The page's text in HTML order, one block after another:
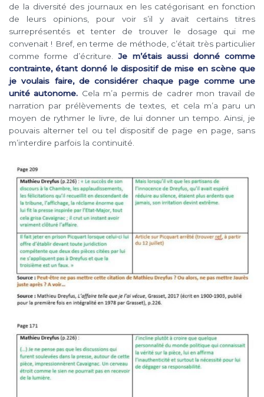
de la diversité des journaux en les catégorisant en fonction
de leurs opinions, pour voir s’il y avait certains titres
surreprésentés et tenter de trouver le dosage qui me
convenait ! Bref, en terme de méthode, c’était très particulier
comme forme d’écriture.Je m’étais aussi donné comme
contrainte, étant donné le dispositif de mise en scène que
je voulais faire, de considérer chaque page comme une
unité autonome. Cela m’a permis de cadrer mon travail de
narration par prélèvements de textes, et cela m’a paru un
moyen de rythmer le livre, de lui donner un tempo. Ainsi, je
pouvais alterner tel ou tel dispositif de page en page, sans
m’interdire parfois la continuité.